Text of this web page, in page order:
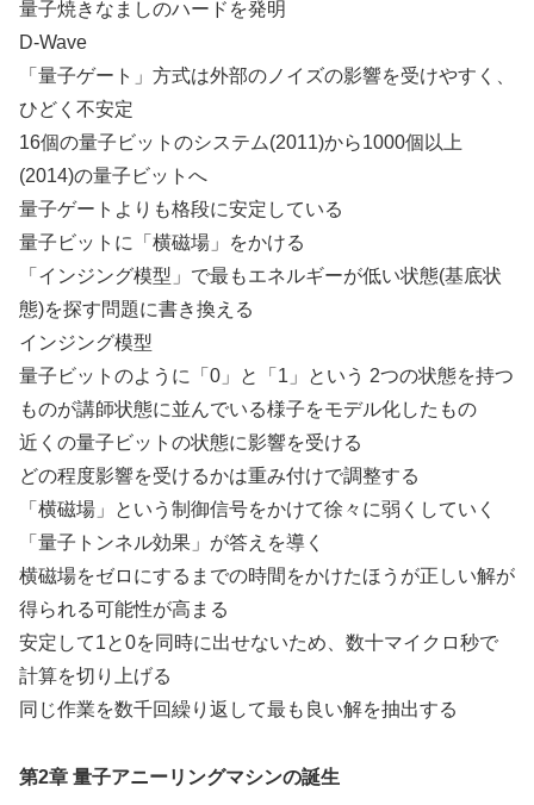
量子焼きなましのハードを発明
D-Wave
「量子ゲート」方式は外部のノイズの影響を受けやすく、
ひどく不安定
16個の量子ビットのシステム(2011)から1000個以上
(2014)の量子ビットへ
量子ゲートよりも格段に安定している
量子ビットに「横磁場」をかける
「インジング模型」で最もエネルギーが低い状態(基底状
態)を探す問題に書き換える
インジング模型
量子ビットのように「0」と「1」という 2つの状態を持つ
ものが講師状態に並んでいる様子をモデル化したもの
近くの量子ビットの状態に影響を受ける
どの程度影響を受けるかは重み付けで調整する
「横磁場」という制御信号をかけて徐々に弱くしていく
「量子トンネル効果」が答えを導く
横磁場をゼロにするまでの時間をかけたほうが正しい解が
得られる可能性が高まる
安定して1と0を同時に出せないため、数十マイクロ秒で
計算を切り上げる
同じ作業を数千回繰り返して最も良い解を抽出する
第2章 量子アニーリングマシンの誕生